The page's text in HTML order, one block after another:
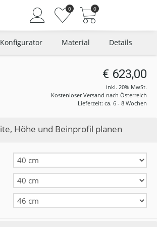
0 0
Konfigurator Material Details
€ 623,00
inkl. 20% MwSt.
Kostenloser Versand nach Österreich
Lieferzeit: ca. 6 - 8 Wochen
Höhe und Beinprofil planen